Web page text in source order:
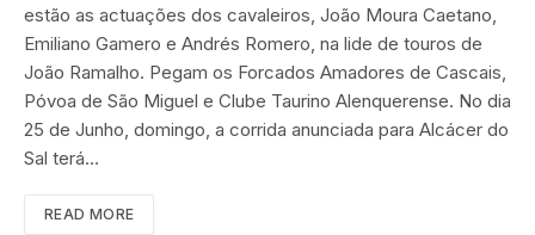
estão as actuações dos cavaleiros, João Moura Caetano,
Emiliano Gamero e Andrés Romero, na lide de touros de
João Ramalho. Pegam os Forcados Amadores de Cascais,
Póvoa de São Miguel e Clube Taurino Alenquerense. No dia
25 de Junho, domingo, a corrida anunciada para Alcácer do
Sal terá…
READ MORE